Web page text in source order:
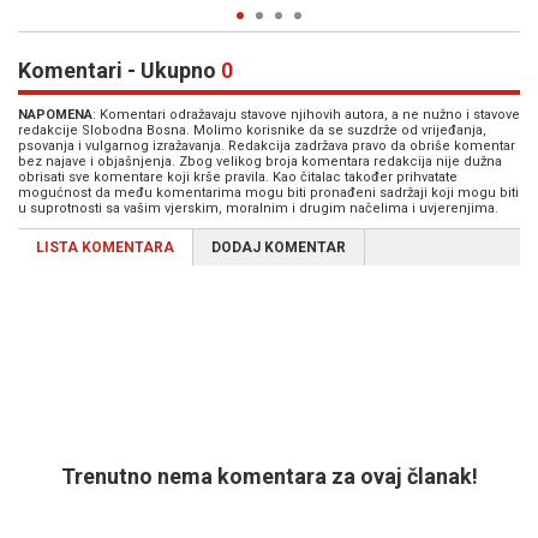
Komentari - Ukupno 0
NAPOMENA: Komentari odražavaju stavove njihovih autora, a ne nužno i stavove
redakcije Slobodna Bosna. Molimo korisnike da se suzdrže od vrijeđanja,
psovanja i vulgarnog izražavanja. Redakcija zadržava pravo da obriše komentar
bez najave i objašnjenja. Zbog velikog broja komentara redakcija nije dužna
obrisati sve komentare koji krše pravila. Kao čitalac također prihvatate
mogućnost da među komentarima mogu biti pronađeni sadržaji koji mogu biti
u suprotnosti sa vašim vjerskim, moralnim i drugim načelima i uvjerenjima.
LISTA KOMENTARA DODAJ KOMENTAR
Trenutno nema komentara za ovaj članak!